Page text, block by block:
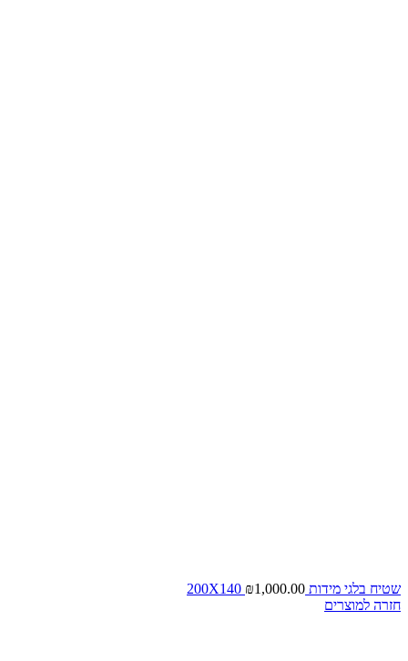
שטיח בלגי מידות 200X140 ₪1,000.00
חזרה למוצרים